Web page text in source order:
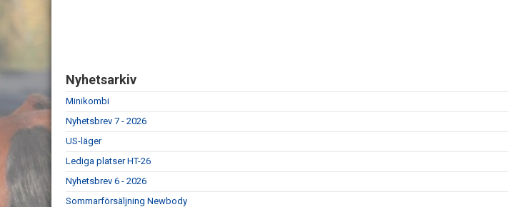
Nyhetsarkiv
Minikombi
Nyhetsbrev 7 - 2026
US-läger
Lediga platser HT-26
Nyhetsbrev 6 - 2026
Sommarförsäljning Newbody